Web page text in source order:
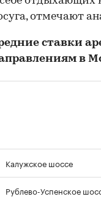
отмечают
ставки
в
Калужское шоссе
Рублево-Успенское